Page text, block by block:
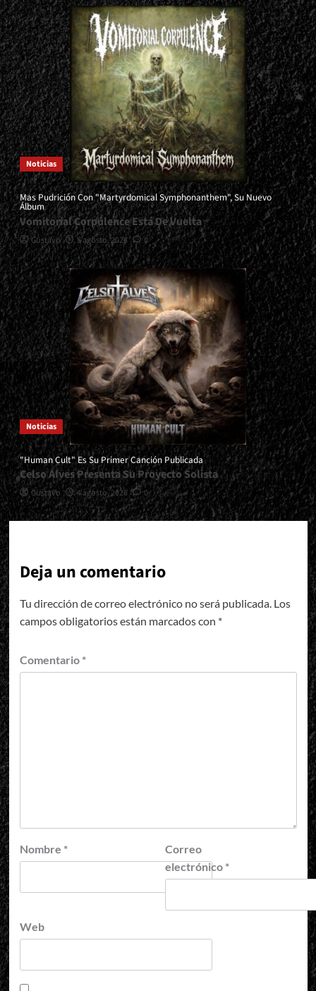
Noticias
Mas Pudrición Con "Martyrdomical Symphonanthem", Su Nuevo
Álbum
Vomitorial Corpulence Está De Vuelta
Gustavo 5 agosto, 2026 0
Noticias
"Human Cult" Es Su Primer Canción Publicada
Celso Alves Presenta Su Proyecto Solista
Gustavo 4 agosto, 2026 0
Deja un comentario
Tu dirección de correo electrónico no será publicada. Los
campos obligatorios están marcados con *
Comentario *
Nombre *
Correo
electrónico *
Web